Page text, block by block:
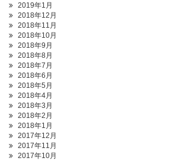
2019年1月
2018年12月
2018年11月
2018年10月
2018年9月
2018年8月
2018年7月
2018年6月
2018年5月
2018年4月
2018年3月
2018年2月
2018年1月
2017年12月
2017年11月
2017年10月